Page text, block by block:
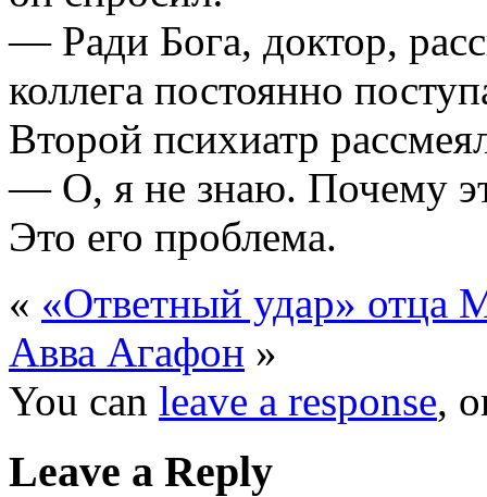
— Ради Бога, доктор,
коллега постоянно
Второй психиатр
— О, я не знаю. Почему
Это его проблема.
« «Ответный удар» отца
Авва Агафон »
You can leave a response,
Leave a Reply